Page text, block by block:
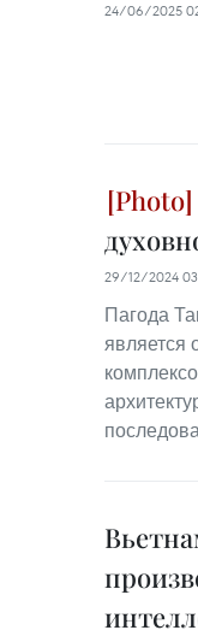
24/06/2025
29/12/2024
Пагода
является